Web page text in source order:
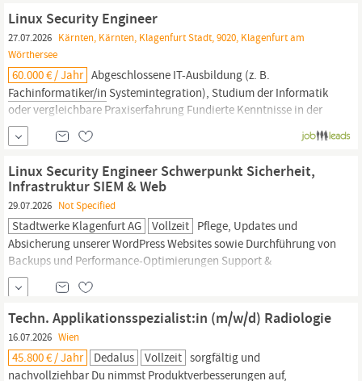
VERTRIEBSMITARBEITER INNENDIENST DE BÜROHELFER DE
TEAMLEITER VERTRIEB OBJEKTTÜREN VERTRIEBSMITARBEITER
OBJEKT...
Linux Security Engineer
27.07.2026 Kärnten, Kärnten, Klagenfurt Stadt, 9020, Klagenfurt am
Wörthersee
60.000 € / Jahr Abgeschlossene IT-Ausbildung (z. B.
Fachinformatiker/in Systemintegration), Studium der Informatik
oder vergleichbare Praxiserfahrung Fundierte Kenntnisse in der
Administration von Linux-Servern (Schwerpunkt Red Hat)
Erfahrung mit Web-Stacks wie Apache, Nginx, MySQL oder
(Splunk oder Elastic
Linux Security Engineer Schwerpunkt Sicherheit,
Infrastruktur SIEM & Web
29.07.2026 Not Specified
Stadtwerke Klagenfurt AG Vollzeit Pflege, Updates und
Absicherung unserer WordPress Websites sowie Durchführung von
Backups und Performance-Optimierungen Support &
Dokumentation: Unterstützung im 2nd- und 3rd-Level-Support
sowie Erstellung und Pflege technischer Dokumentationen Profil
Abgeschlossene IT-Ausbildung (z. B. Fachinformatiker/in
Systemintegration), Studium der Informatik...
Techn. Applikationsspezialist:in (m/w/d) Radiologie
16.07.2026 Wien
45.800 € / Jahr Dedalus Vollzeit sorgfältig und
nachvollziehbar Du nimmst Produktverbesserungen auf,